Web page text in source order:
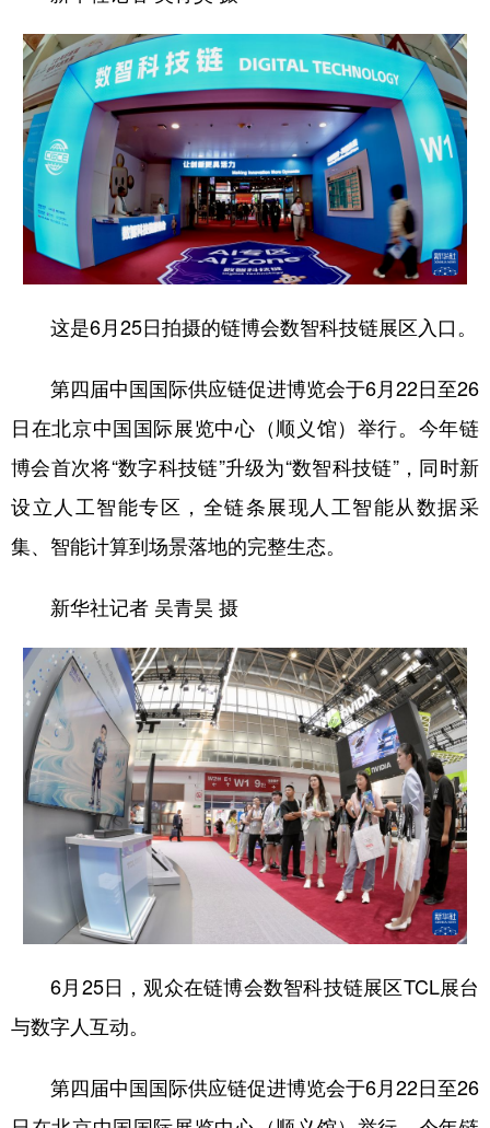
这是6月25日拍摄的链博会数智科技链展区入口。
第四届中国国际供应链促进博览会于6月22日至26
日在北京中国国际展览中心（顺义馆）举行。今年链
博会首次将“数字科技链”升级为“数智科技链”，同时新
设立人工智能专区，全链条展现人工智能从数据采
集、智能计算到场景落地的完整生态。
新华社记者 吴青昊 摄
6月25日，观众在链博会数智科技链展区TCL展台
与数字人互动。
第四届中国国际供应链促进博览会于6月22日至26